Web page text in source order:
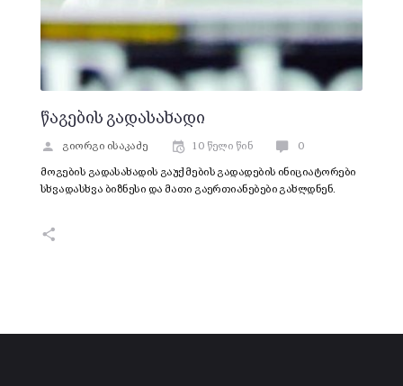
წაგების გადასახადი
გიორგი ისაკაძე 10 წელი წინ 0
მოგების გადასახადის გაუქმების გადადების ინიციატორები
სხვადასხვა ბიზნესი და მათი გაერთიანებები გახლდნენ.